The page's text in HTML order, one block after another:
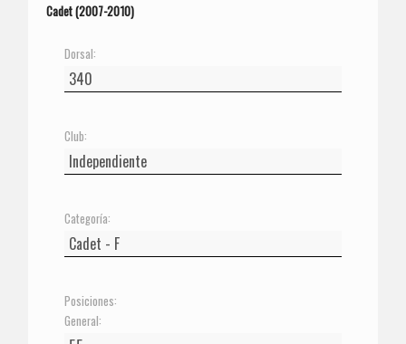
Cadet (2007-2010)
Dorsal:
Club:
Categoría:
Posiciones:
General: